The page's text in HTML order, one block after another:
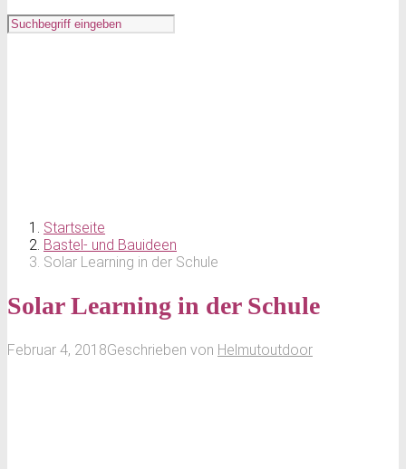
Startseite
Bastel- und Bauideen
Solar Learning in der Schule
Solar Learning in der Schule
Februar 4, 2018Geschrieben von Helmutoutdoor